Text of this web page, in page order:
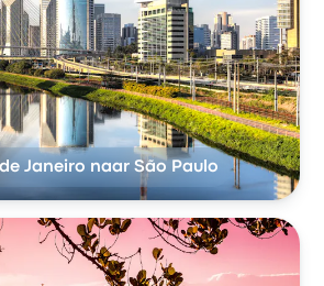
Janeiro naar São Paulo